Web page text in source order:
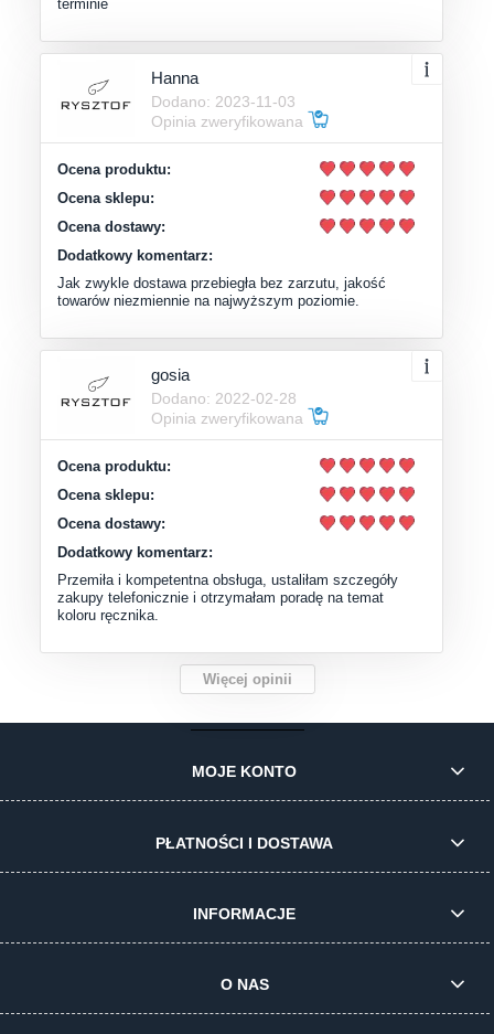
terminie
Hanna
Dodano: 2023-11-03
Opinia zweryfikowana
Ocena produktu:
Ocena sklepu:
Ocena dostawy:
Dodatkowy komentarz:
Jak zwykle dostawa przebiegła bez zarzutu, jakość
towarów niezmiennie na najwyższym poziomie.
gosia
Dodano: 2022-02-28
Opinia zweryfikowana
Ocena produktu:
Ocena sklepu:
Ocena dostawy:
Dodatkowy komentarz:
Przemiła i kompetentna obsługa, ustaliłam szczegóły
zakupy telefonicznie i otrzymałam poradę na temat
koloru ręcznika.
Więcej opinii
MOJE KONTO
PŁATNOŚCI I DOSTAWA
INFORMACJE
O NAS